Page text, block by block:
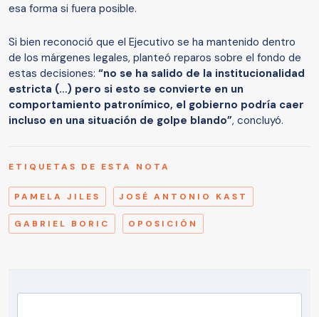
esa forma si fuera posible.
Si bien reconoció que el Ejecutivo se ha mantenido dentro
de los márgenes legales, planteó reparos sobre el fondo de
estas decisiones: “no se ha salido de la institucionalidad
estricta (…) pero si esto se convierte en un
comportamiento patronímico, el gobierno podría caer
incluso en una situación de golpe blando”, concluyó.
ETIQUETAS DE ESTA NOTA
PAMELA JILES JOSÉ ANTONIO KAST
GABRIEL BORIC OPOSICIÓN